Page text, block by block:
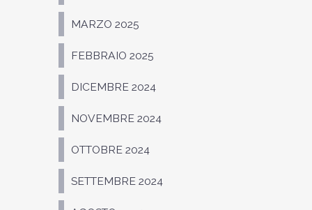
MARZO 2025
FEBBRAIO 2025
DICEMBRE 2024
NOVEMBRE 2024
OTTOBRE 2024
SETTEMBRE 2024